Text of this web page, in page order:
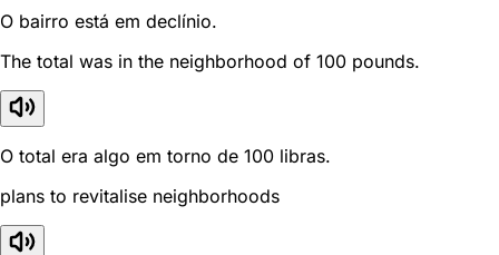
O bairro está em declínio.
The total was in the neighborhood of 100 pounds.
O total era algo em torno de 100 libras.
plans to revitalise neighborhoods